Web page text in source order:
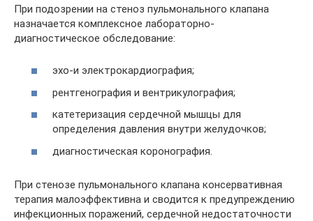
При подозрении на стеноз пульмонального клапана
назначается комплексное лабораторно-
диагностическое обследование:
эхо-и электрокардиография;
рентгенография и вентрикулография;
катетеризация сердечной мышцы для
определения давления внутри желудочков;
диагностическая коронография.
При стенозе пульмонального клапана консервативная
терапия малоэффективна и сводится к предупреждению
инфекционных поражений, сердечной недостаточности